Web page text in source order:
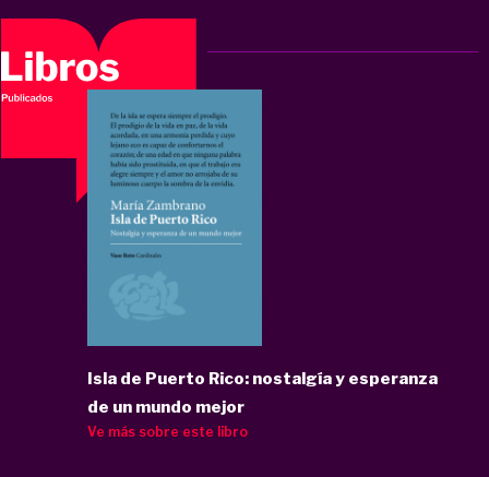
Isla de Puerto Rico: nostalgía y esperanza
de un mundo mejor
Ve más sobre este libro